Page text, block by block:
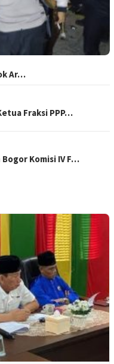
Ar…
Fraksi PPP…
Komisi IV F…